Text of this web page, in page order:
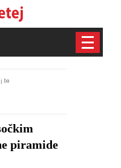
piramide